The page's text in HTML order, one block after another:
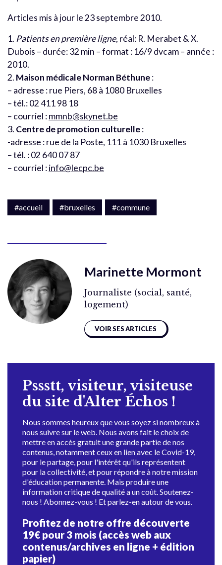
Articles mis à jour le 23 septembre 2010.
1. Patients en première ligne, réal: R. Merabet & X.
Dubois – durée: 32 min – format : 16/9 dvcam – année :
2010.
2. Maison médicale Norman Béthune:
– adresse : rue Piers, 68 à 1080 Bruxelles
– tél.: 02 411 98 18
– courriel :mmnb@skynet.be
3. Centre de promotion culturelle:
-adresse : rue de la Poste, 111 à 1030 Bruxelles
– tél. : 02 640 07 87
– courriel :info@lecpc.be
#accueil #bruxelles #commune
Marinette Mormont
Journaliste (social, santé,
logement)
VOIR SES ARTICLES
Pssstt, visiteur, visiteuse
du site d'Alter Échos !
Nous sommes heureux que vous soyez si nombreux à
nous suivre sur le web. Nous avons fait le choix de
mettre en accès gratuit une grande partie de nos
contenus, notamment ceux en lien avec le Covid-19,
pour le partage, pour l'intérêt qu'ils représentent
pour la collectivité, et pour répondre à notre mission
d'éducation permanente. Mais produire une
information critique de qualité a un coût. Soutenez-
nous ! Abonnez-vous ! Et parlez-en autour de vous.
Profitez de notre offre découverte
19€ pour 3 mois (accès web aux
contenus/archives en ligne + édition
papier)